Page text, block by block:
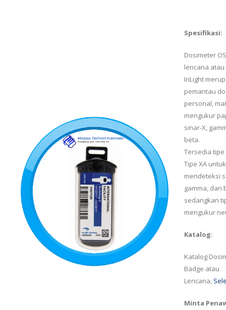
Spesifikasi:
Dosimeter
lencana
InLight
pemantau
personal,
mengukur
sinar-X,
beta.
Tersedia tipe
Tipe XA untuk
mendeteksi
gamma, dan
sedangkan
mengukur
Katalog:
Katalog
Badge atau
Lencana,
Minta